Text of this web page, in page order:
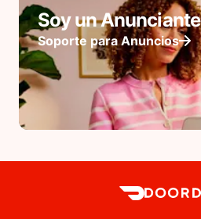
Soy un Anunciante
Soporte para Anuncios